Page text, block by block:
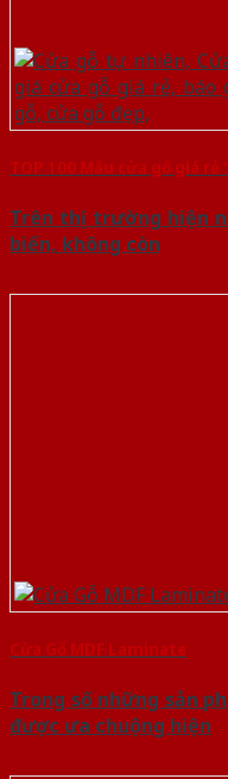
TOP 100 Mẫu cửa gỗ giá
Trên thị trường hiện
biến, không còn
Cửa Gỗ MDF Laminate
Trong số những sản
được ưa chuộng hiện